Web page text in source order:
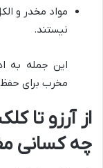
مواد مخدر و
نیستند.
این جمله به
مخرب برای
از آرزو تا
چه کسانی